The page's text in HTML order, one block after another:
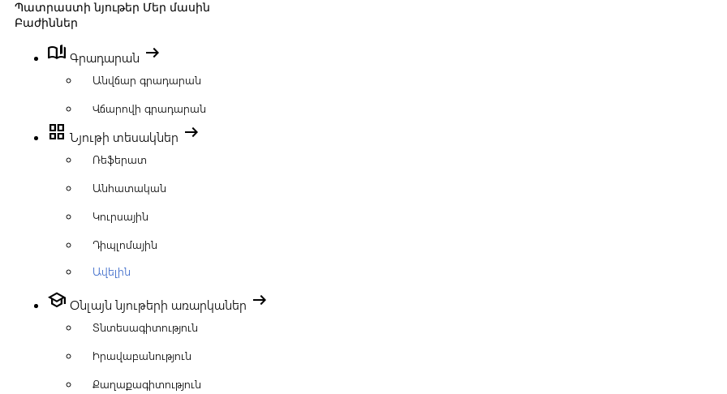
Պատրաստի նյութեր Մեր մասին
Բաժիններ
book_ribbon Գրադարան arrow_right_alt
Անվճար գրադարան
Վճարովի գրադարան
grid_view Նյութի տեսակներ arrow_right_alt
Ռեֆերատ
Անհատական
Կուրսային
Դիպլոմային
Ավելին
school Օնլայն նյութերի առարկաներ arrow_right_alt
Տնտեսագիտություն
Իրավաբանություն
Քաղաքագիտություն